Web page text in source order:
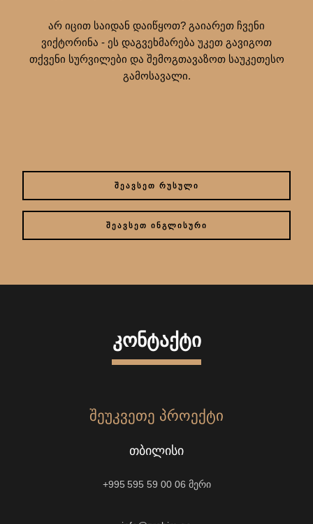
არ იცით საიდან დაიწყოთ? გაიარეთ ჩვენი
ვიქტორინა - ეს დაგვეხმარება უკეთ გავიგოთ
თქვენი სურვილები და შემოგთავაზოთ საუკეთესო
გამოსავალი.
ᲨᲔᲐᲕᲡᲔᲗ ᲠᲣᲡᲣᲚᲘ
ᲨᲔᲐᲕᲡᲔᲗ ᲘᲜᲒᲚᲘᲡᲣᲠᲘ
ᲙᲝᲜᲢᲐᲥᲢᲘ
ᲨᲔᲣᲙᲕᲔᲗᲔ ᲞᲠᲝᲔᲥᲢᲘ
ᲗᲑᲘᲚᲘᲡᲘ
+995 595 59 00 06 მერი